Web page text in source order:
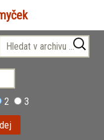
Vyhledávání
2 3